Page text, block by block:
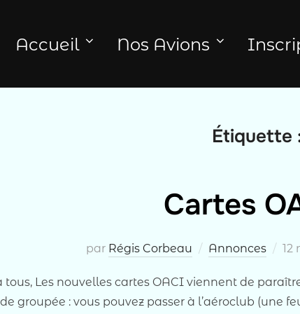
Accueil Nos Avions
Étiquette
Cartes
par Régis Corbeau Annonces 12
tous, Les nouvelles cartes OACI viennent de
groupée : vous pouvez passer à l’aéroclub (une